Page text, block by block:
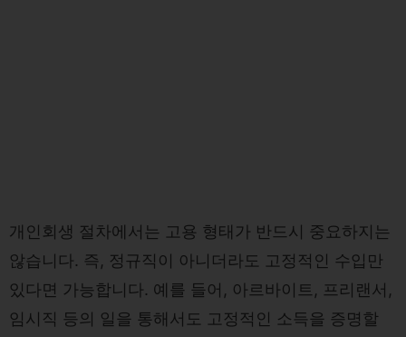
개인회생 절차에서는 고용 형태가 반드시 중요하지는
않습니다. 즉, 정규직이 아니더라도 고정적인 수입만
있다면 가능합니다. 예를 들어, 아르바이트, 프리랜서,
임시직 등의 일을 통해서도 고정적인 소득을 증명할